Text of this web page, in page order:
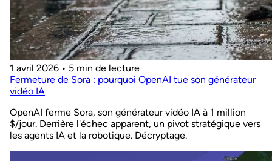
1 avril 2026 • 5 min de lecture
Fermeture de Sora : pourquoi OpenAI tue son générateur
vidéo IA
OpenAI ferme Sora, son générateur vidéo IA à 1 million
$/jour. Derrière l'échec apparent, un pivot stratégique vers
les agents IA et la robotique. Décryptage.